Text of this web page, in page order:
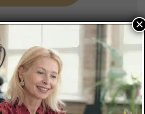
Ecole
de Technologie d'Avignon
×